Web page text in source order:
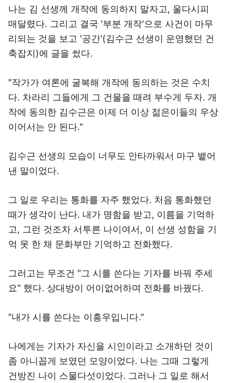
나는 김 선생께 개작에 동의하지 말자고, 울다시피
매달렸다. 그리고 결국 '부분 개작'으로 사건이 마무
리되는 것을 보고 '공간'(김수근 선생이 운영했던 건
축잡지)에 글을 썼다.
"작가가 여론에 굴복해 개작에 동의하는 것은 수치
다. 차라리 그들에게 그 건물을 때려 부수게 두자. 개
작에 동의한 김수근은 이제 더 이상 젊은이들의 우상
이어서는 안 된다."
김수근 선생의 모습이 너무도 안타까워서 마구 뱉어
낸 말이었다.
그 일로 우리는 통화를 자주 했었다. 처음 통화했던
때가 생각이 난다. 내가 명함을 받고, 이름을 기억하
고, 그런 것조차 서투른 나이여서, 이 선생 성함을 기
억 못 한 채 문화부만 기억하고 전화했다.
그러고는 무조건 "그 시를 쓴다는 기자를 바꿔 주세
요" 했다. 상대방이 어이없어하며 전화를 바꿨다.
"내가 시를 쓴다는 이흥우입니다."
나에게는 기자가 자신을 시인이라고 소개하던 것이
좀 아니꼽게 보였던 모양이었다. 나는 그때 그렇게
건방진 나이 스물다섯이었다. 그러나 그 일로 해서